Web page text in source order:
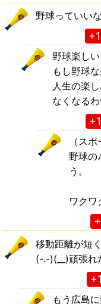
野球っていい
野球楽し
もし野球
人生の楽
なくなる
（ス
野球の
う。
ワクワ
移動距離が短
(-.-)(__)頑張れ
もう広島